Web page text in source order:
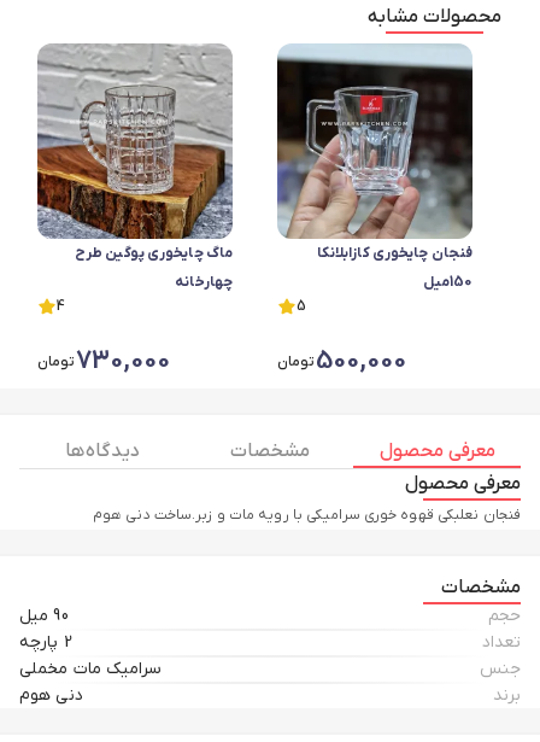
محصولات مشابه
فنجان چایخوری کازابلانکا
150میل
5
500,000تومان
ماگ چایخوری پوگین طرح
چهارخانه
4
730,000تومان
معرفی محصول مشخصات
دیدگاه ها
معرفی محصول
فنجان نعلبکی قهوه خوری سرامیکی با رویه مات و زبر.ساخت دنی هوم
مشخصات
حجم
90 میل
تعداد
2 پارچه
جنس
سرامیک مات مخملی
برند
دنی هوم